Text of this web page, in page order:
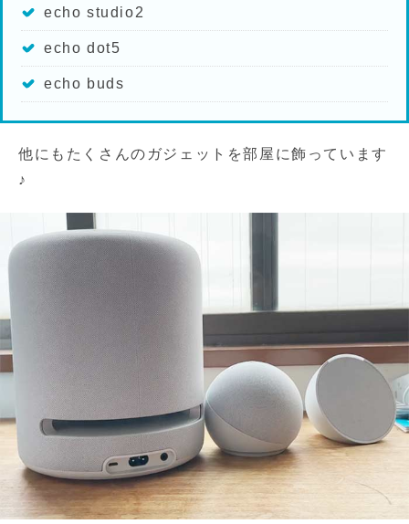
echo studio2
echo dot5
echo buds
他にもたくさんのガジェットを部屋に飾っています
♪